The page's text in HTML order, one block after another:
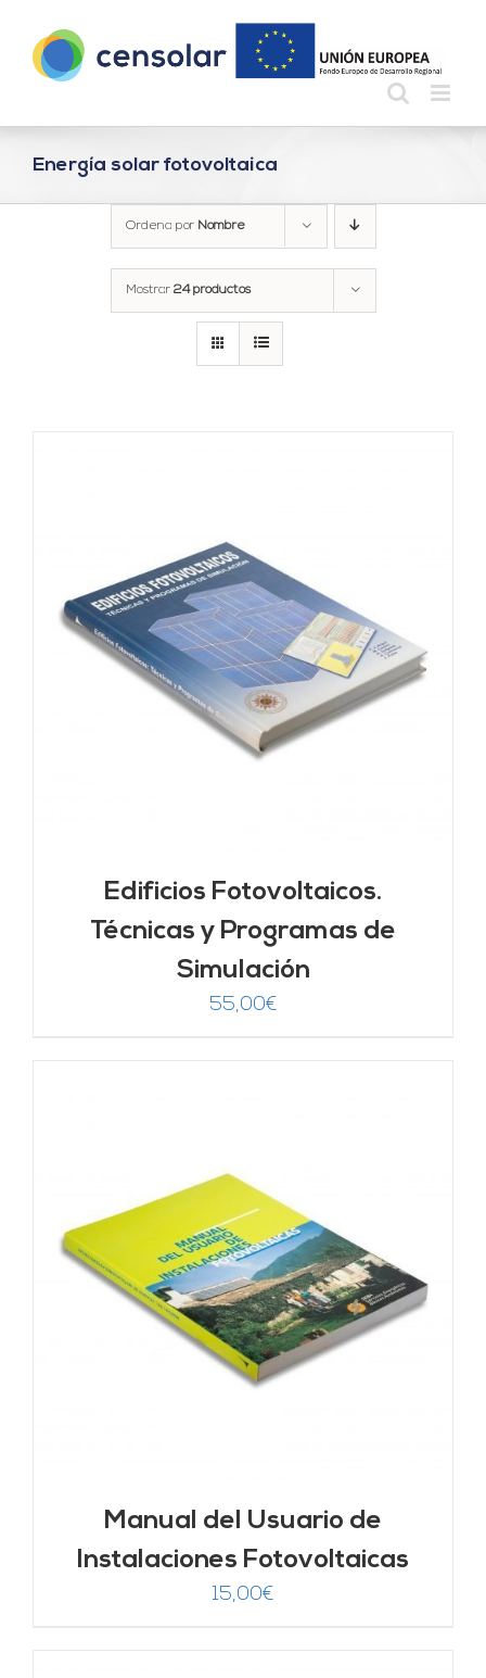
contenido
Energía solar fotovoltaica
Ordena por Nombre
Mostrar 24 productos
Edificios Fotovoltaicos.
Técnicas y Programas de
Simulación
55,00€
Manual del Usuario de
Instalaciones Fotovoltaicas
15,00€